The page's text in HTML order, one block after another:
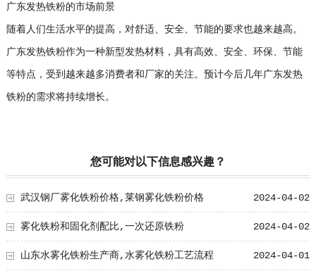
广东发热铁粉的市场前景
随着人们生活水平的提高，对舒适、安全、节能的要求也越来越高。
广东发热铁粉作为一种新型发热材料，具有高效、安全、环保、节能
等特点，受到越来越多消费者和厂家的关注。预计今后几年广东发热
铁粉的需求将持续增长。
您可能对以下信息感兴趣？
2024-04-02
武汉钢厂雾化铁粉价格,莱钢雾化铁粉价格
2024-04-02
雾化铁粉和固化剂配比,一次还原铁粉
2024-04-01
山东水雾化铁粉生产商,水雾化铁粉工艺流程